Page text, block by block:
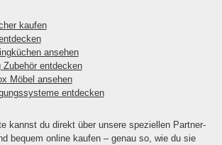
kaufen
ansehen
Zubehör entdecken
Möbel ansehen
entdecken
kannst du direkt über unsere speziellen Partner-
bequem online kaufen – genau so, wie du sie